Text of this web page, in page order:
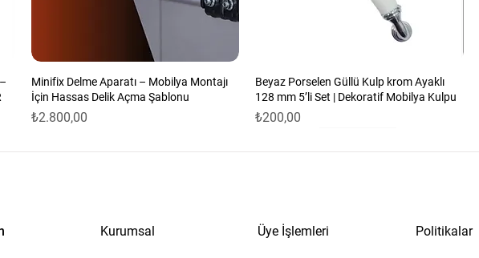
Minifix Delme Aparatı – Mobilya Montajı
İçin Hassas Delik Açma Şablonu
Fiyat
₺2.800,00
Beyaz Porselen Güllü Kulp krom Ayaklı
128 mm 5’li Set | Dekoratif Mobilya Kulpu
Fiyat
₺200,00
Kurumsal Üye İşlemleri Politikalar